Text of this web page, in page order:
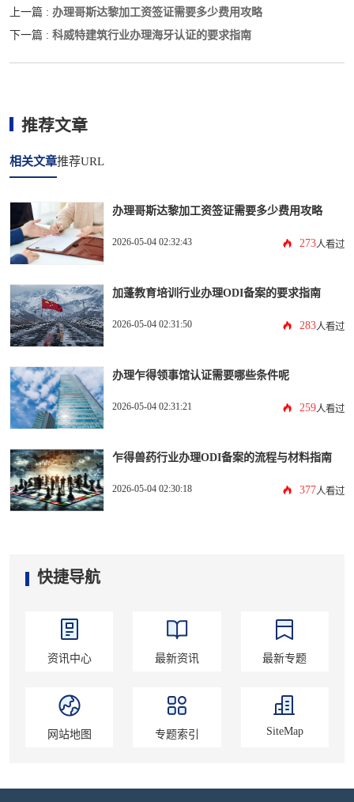
上一篇 : 办理哥斯达黎加工资签证需要多少费用攻略
下一篇 : 科威特建筑行业办理海牙认证的要求指南
推荐文章
相关文章推荐URL
办理哥斯达黎加工资签证需要多少费用攻略
2026-05-04 02:32:43 273人看过
加蓬教育培训行业办理ODI备案的要求指南
2026-05-04 02:31:50 283人看过
办理乍得领事馆认证需要哪些条件呢
2026-05-04 02:31:21 259人看过
乍得兽药行业办理ODI备案的流程与材料指南
2026-05-04 02:30:18 377人看过
快捷导航
资讯中心 最新资讯 最新专题
网站地图 专题索引 SiteMap